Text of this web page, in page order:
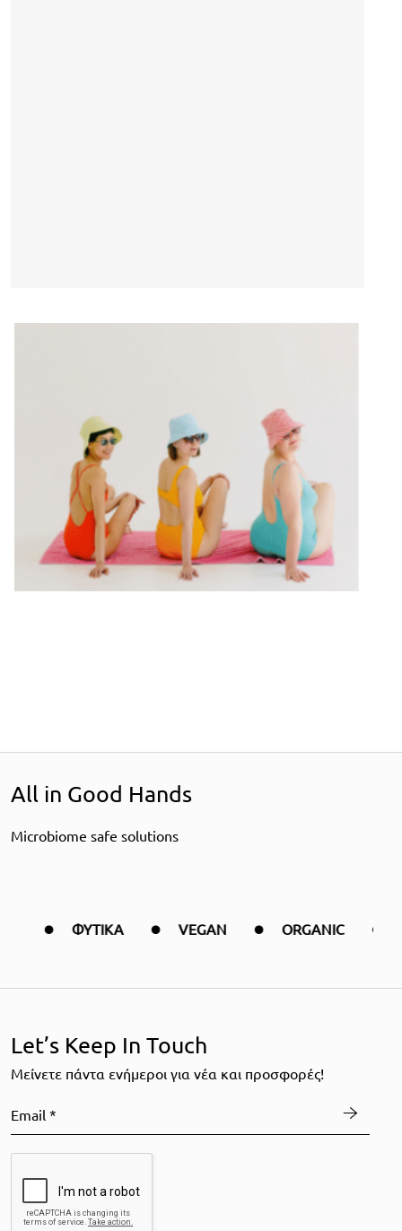
All in Good Hands
Μicrobiome safe solutions
ΦΥΤΙΚΑ VEGAN ORGANIC
Let’s Keep In Touch
Mείνετε πάντα ενήμεροι για νέα και προσφορές!